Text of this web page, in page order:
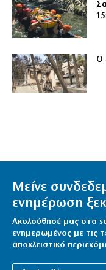
Ο
Μείνε
ενημέρωση
Ακολούθησέ μας στα
ενημερωμένος με τις
αποκλειστικό